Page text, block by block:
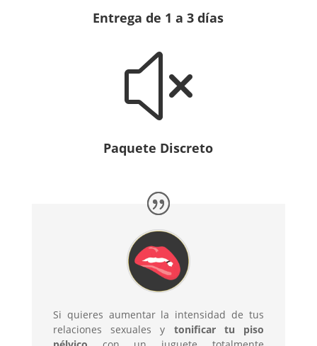
Entrega de 1 a 3 días
x
Paquete Discreto
Si quieres aumentar la intensidad de tus
relaciones sexuales y tonificar tu piso